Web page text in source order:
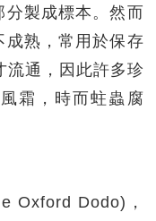
製成標本。然而
成熟，常用於保存
流通，因此許多珍
霜，時而蛀蟲腐
Oxford Dodo)，